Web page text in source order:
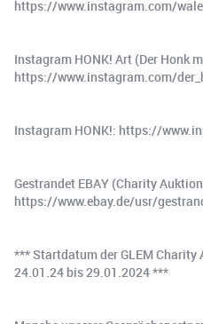
https://www.instagram.com/
Instagram HONK! Art (Der Honk
https://www.instagram.com/
Instagram HONK!: https://
Gestrandet EBAY (Charity
https://www.ebay.de/usr/
*** Startdatum der GLEM Charity
24.01.24 bis 29.01.2024 ***